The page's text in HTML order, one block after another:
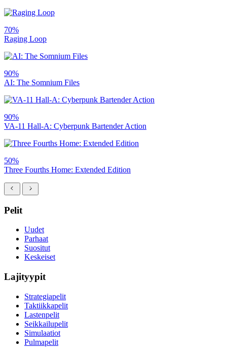
70%
Raging Loop
90%
AI: The Somnium Files
90%
VA-11 Hall-A: Cyberpunk Bartender Action
50%
Three Fourths Home: Extended Edition
Pelit
Uudet
Parhaat
Suositut
Keskeiset
Lajityypit
Strategiapelit
Taktiikkapelit
Lastenpelit
Seikkailupelit
Simulaatiot
Pulmapelit